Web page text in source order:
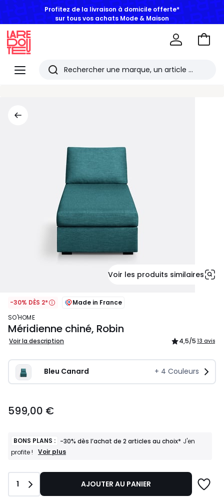
Profitez de la livraison à domicile offerte*
sur tous vos achats Mode & Maison
Menu
Redoute
Rechercher
Aller
Voir les produits similaires
-30% DÈS 2*
Made in France
SO'HOME
Méridienne chiné, Robin
Voir la description 4,5/5 13 avis
Bleu Canard + 4 Couleurs
€.
599,00 €
BONS PLANS : -30% dès l’achat de 2 articles au choix* J'en
profite !
BONS
-30%
l’achat
Voir plus
Quantité
1 AJOUTER AU PANIER